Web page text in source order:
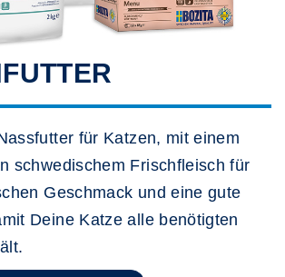
für Katzen, mit einem
schwedischem Frischfleisch für
Geschmack und eine gute
Deine Katze alle benötigten